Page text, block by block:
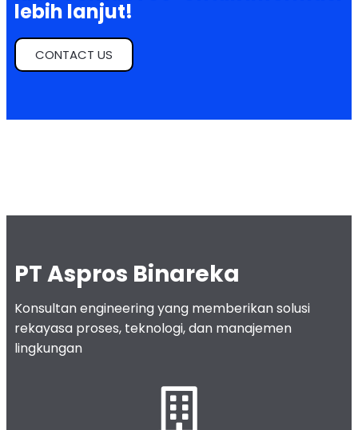
lebih lanjut!
CONTACT US
PT Aspros Binareka
Konsultan engineering yang memberikan solusi
rekayasa proses, teknologi, dan manajemen
lingkungan